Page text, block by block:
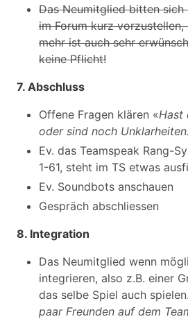
Das Neumitglied bitten
im Forum kurz vorzustellen,
mehr ist auch sehr
keine Pflicht!
7. Abschluss
Offene Fragen klären «Hast
oder sind noch
Ev. das Teamspeak Rang-
1-61, steht im TS etwas
Ev. Soundbots anschauen
Gespräch abschliessen
8. Integration
Das Neumitglied wenn
integrieren, also z.B. einer
das selbe Spiel auch
paar Freunden auf dem